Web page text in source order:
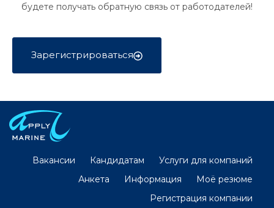
будете получать обратную связь от работодателей!
Зарегистрироваться
Вакансии Кандидатам
Услуги для компаний
Анкета
Информация
Моё резюме
Регистрация компании